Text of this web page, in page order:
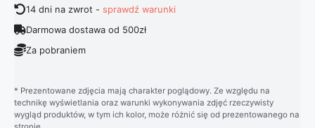
14 dni na zwrot -sprawdź warunki
Darmowa dostawa od 500zł
Za pobraniem
* Prezentowane zdjęcia mają charakter poglądowy. Ze względu na
technikę wyświetlania oraz warunki wykonywania zdjęć rzeczywisty
wygląd produktów, w tym ich kolor, może różnić się od prezentowanego na